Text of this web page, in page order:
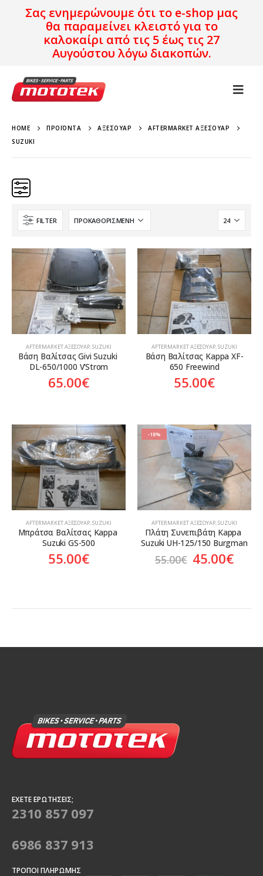
Σας ενημερώνουμε ότι το e-shop μας
θα παραμείνει κλειστό για το
καλοκαίρι από τις 5 έως τις 27
Αυγούστου λόγω διακοπών.
HOME ΠΡΟΪΌΝΤΑ ΑΞΕΣΟΥΆΡ
AFTERMARKET ΑΞΕΣΟΥΆΡ
SUZUKI
Brand
Μοντέλο
Χρονολογία
Προϊόν Προέλευση
Aftermarket
On sale
FILTER
AFTERMARKET ΑΞΕΣΟΥΆΡ,SUZUKI
Βάση Βαλίτσας Givi Suzuki
DL-650/1000 V’Strom
65.00€
AFTERMARKET ΑΞΕΣΟΥΆΡ,SUZUKI
Βάση Βαλίτσας Kappa XF-
650 Freewind
55.00€
AFTERMARKET ΑΞΕΣΟΥΆΡ,SUZUKI
Μπράτσα Βαλίτσας Kappa
Suzuki GS-500
55.00€
-18%
AFTERMARKET ΑΞΕΣΟΥΆΡ,SUZUKI
Πλάτη Συνεπιβάτη Kappa
Suzuki UH-125/150 Burgman
55.00€ Original
45.00€Η
ΈΧΕΤΕ ΕΡΩΤΉΣΕΙΣ;
2310 857 097
6986 837 913
ΤΡΌΠΟΙ ΠΛΗΡΩΜΉΣ